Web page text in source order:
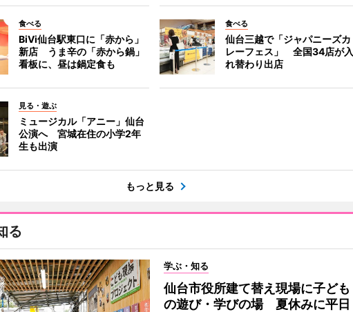
食べる
BiVi仙台駅東口に「赤から」
新店 うま辛の「赤から鍋」
看板に、昼は鍋定食も
食べる
仙台三越で「ジャパニーズカ
レーフェス」 全国34店が入
れ替わり出店
見る・遊ぶ
ミュージカル「アニー」仙台
公演へ 宮城在住の小学2年
生も出演
もっと見る
る
学ぶ・知る
仙台市役所建て替え現場に子ども
の遊び・学びの場 夏休みに平日